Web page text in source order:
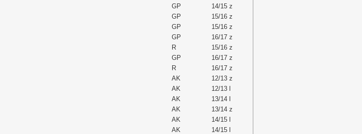
GP
14/15 z
GP
15/16 z
GP
15/16 z
GP
16/17 z
R
15/16 z
GP
16/17 z
R
16/17 z
AK
12/13 z
AK
12/13 l
AK
13/14 l
AK
13/14 z
AK
14/15 l
AK 14/15 l